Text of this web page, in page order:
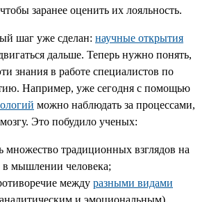
заранее оценить их лояльность.
шаг уже сделан: научные открытия
дальше. Теперь нужно понять,
знания в работе специалистов по
Например, уже сегодня с помощью
можно наблюдать за процессами,
Это побудило ученых:
множество традиционных взглядов на
в мышлении человека;
между разными видами
и эмоциональным).